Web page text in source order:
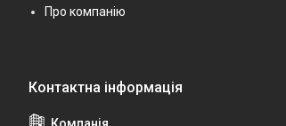
Про компанію